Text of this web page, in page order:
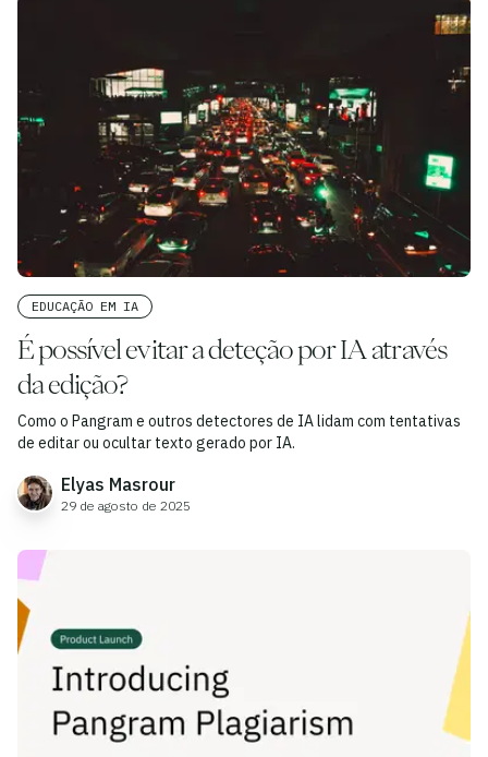
EDUCAÇÃO EM IA
É possível evitar a deteção por IA através
da edição?
Como o Pangram e outros detectores de IA lidam com tentativas
de editar ou ocultar texto gerado por IA.
Elyas Masrour
29 de agosto de 2025